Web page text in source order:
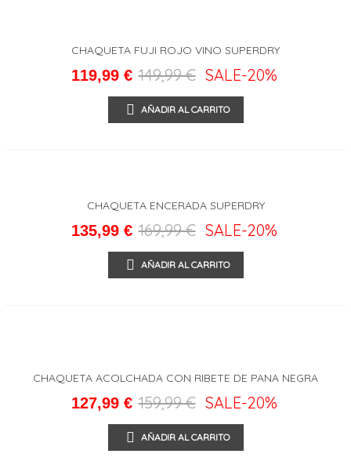
CHAQUETA FUJI ROJO VINO SUPERDRY
119,99 € 149,99 € SALE-20%
AÑADIR AL CARRITO
CHAQUETA ENCERADA SUPERDRY
135,99 € 169,99 € SALE-20%
AÑADIR AL CARRITO
CHAQUETA ACOLCHADA CON RIBETE DE PANA NEGRA
SUPERDRY
127,99 € 159,99 € SALE-20%
AÑADIR AL CARRITO